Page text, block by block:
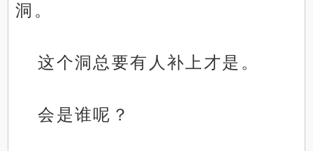
洞。
这个洞总要有人补上才是。
会是谁呢？